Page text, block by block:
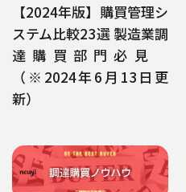
【2024年版】購買管理シ
ステム比較23選 製造業調
達購買部門必見
（※2024年6月13日更
新）